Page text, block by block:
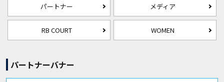
パートナー メディア
RB COURT WOMEN
パートナーバナー